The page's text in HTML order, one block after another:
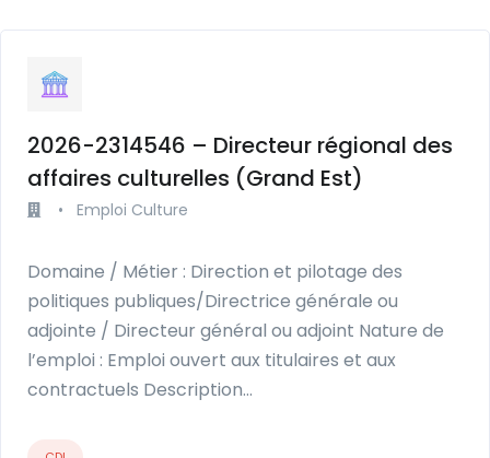
2026-2314546 – Directeur régional des
affaires culturelles (Grand Est)
• Emploi Culture
Domaine / Métier : Direction et pilotage des
politiques publiques/Directrice générale ou
adjointe / Directeur général ou adjoint Nature de
l’emploi : Emploi ouvert aux titulaires et aux
contractuels Description…